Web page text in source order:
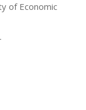
of Economic